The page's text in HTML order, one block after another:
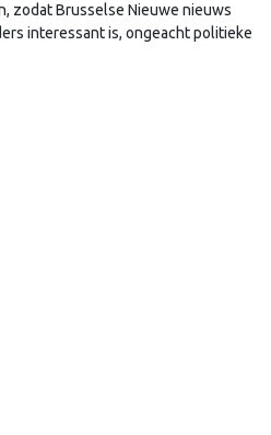
zodat Brusselse Nieuwe nieuws
interessant is, ongeacht politieke